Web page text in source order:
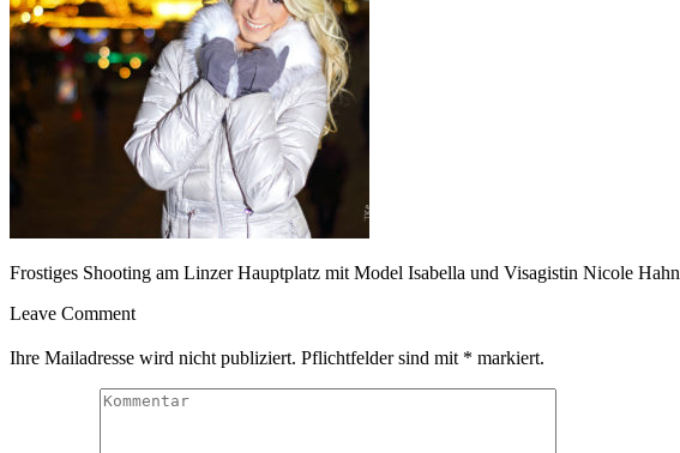
Frostiges Shooting am Linzer Hauptplatz mit Model Isabella und Visagistin Nicole Hahn
Leave Comment
Ihre Mailadresse wird nicht publiziert. Pflichtfelder sind mit * markiert.